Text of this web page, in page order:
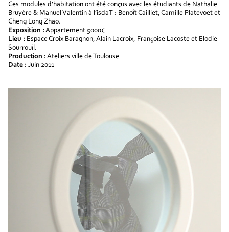
Ces modules d’habitation ont été conçus avec les étudiants de Nathalie
Bruyère & Manuel Valentin à l’isdaT : Benoît Cailliet, Camille Platevoet et
Cheng Long Zhao.
Exposition : Appartement 5000€
Lieu : Espace Croix Baragnon, Alain Lacroix, Françoise Lacoste et Elodie
Sourrouil.
Production : Ateliers ville de Toulouse
Date : Juin 2011